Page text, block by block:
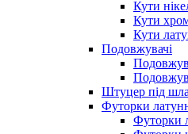
Кути
Кути
Кути
Подовжувачі
Штуцер під
Футорки
Футорки